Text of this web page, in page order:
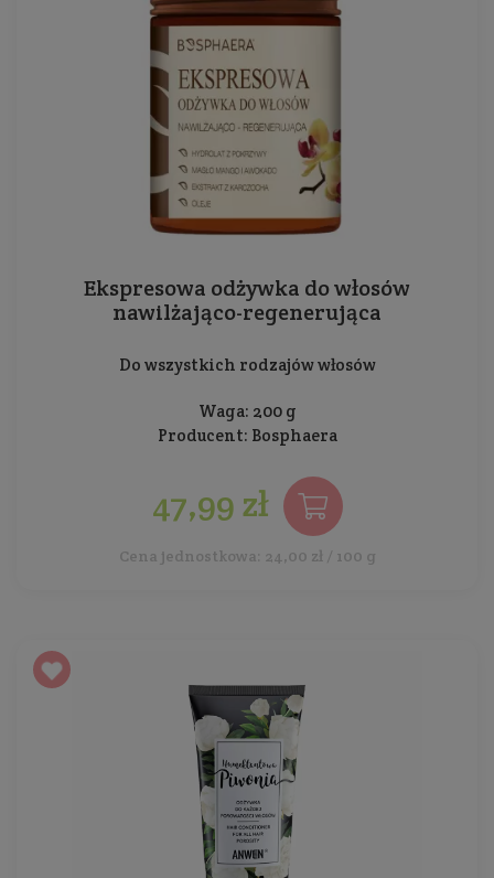
Ekspresowa odżywka do włosów
nawilżająco-regenerująca
Do wszystkich rodzajów włosów
Waga: 200 g
Producent: Bosphaera
47,99 zł
Cena jednostkowa: 24,00 zł / 100 g